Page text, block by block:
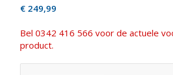
€249,99
Bel 0342 416 566 voor de actuele
product.